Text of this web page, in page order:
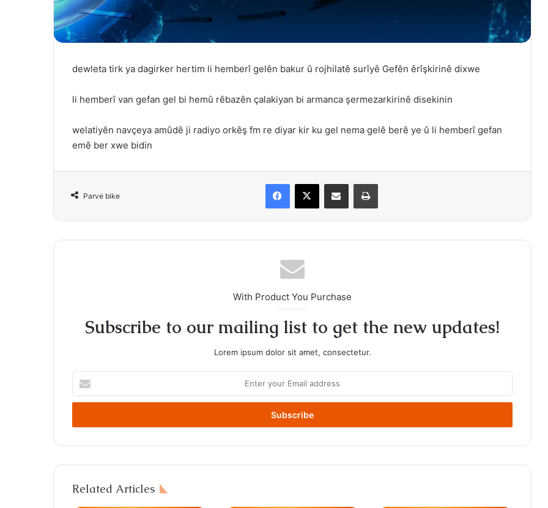
dewleta tirk ya dagirker hertim li hemberî gelên bakur û rojhilatê surîyê Gefên êrîşkirinê dixwe
li hemberî van gefan gel bi hemû rêbazên çalakiyan bi armanca şermezarkirinê disekinin
welatiyên navçeya amûdê ji radiyo orkêş fm re diyar kir ku gel nema gelê berê ye û li hemberî gefan
emê ber xwe bidin
Parve bike
Facebook
X Share via Email Print
With Product You Purchase
Subscribe to our mailing list to get the new updates!
Lorem ipsum dolor sit amet, consectetur.
your
Email
Related Articles